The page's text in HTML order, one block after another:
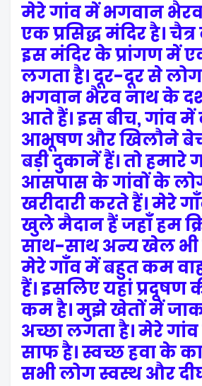
मेरे गांव में भगवान
एक प्रसिद्ध मंदिर है।
इस मंदिर के प्रांगण में
लगता है। दूर-दूर से
भगवान भैरव नाथ के
आते हैं। इस बीच, गांव
आभूषण और खिलौने
बड़ी दुकानें हैं। तो हमारे
आसपास के गांवों के
खरीदारी करते हैं। मेरे
खुले मैदान हैं जहाँ हम
साथ-साथ अन्य खेल
मेरे गाँव में बहुत कम
हैं। इसलिए यहां प्रदूषण
कम है। मुझे खेतों में
अच्छा लगता है। मेरे
साफ है। स्वच्छ हवा के
सभी लोग स्वस्थ और